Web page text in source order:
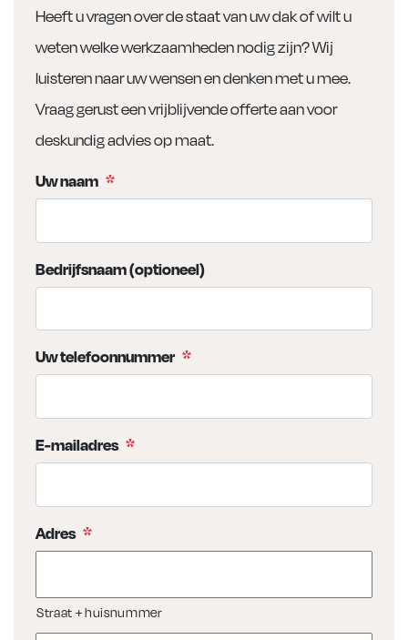
Heeft u vragen over de staat van uw dak of wilt u
weten welke werkzaamheden nodig zijn? Wij
luisteren naar uw wensen en denken met u mee.
Vraag gerust een vrijblijvende offerte aan voor
deskundig advies op maat.
Uw naam *
Bedrijfsnaam (optioneel)
Uw telefoonnummer *
E-mailadres *
Adres *
Straat + huisnummer